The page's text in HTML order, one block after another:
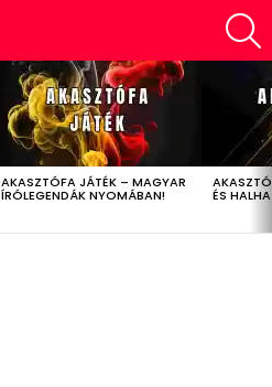
AKASZTÓFA JÁTÉK – MAGYAR
ÍRÓLEGENDÁK NYOMÁBAN! ÉS